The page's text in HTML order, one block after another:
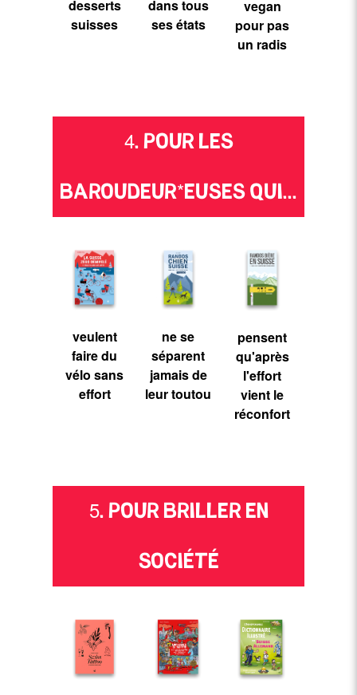
desserts
suisses
dans tous
ses états
vegan
pour pas
un radis
4. POUR LES
BAROUDEUR*EUSES QUI...
veulent
faire du
vélo sans
effort
ne se
séparent
jamais de
leur toutou
pensent
qu'après
l'effort
vient le
réconfort
5. POUR BRILLER EN
SOCIÉTÉ